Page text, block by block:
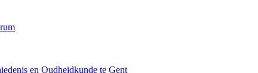
en Oudheidkunde te Gent